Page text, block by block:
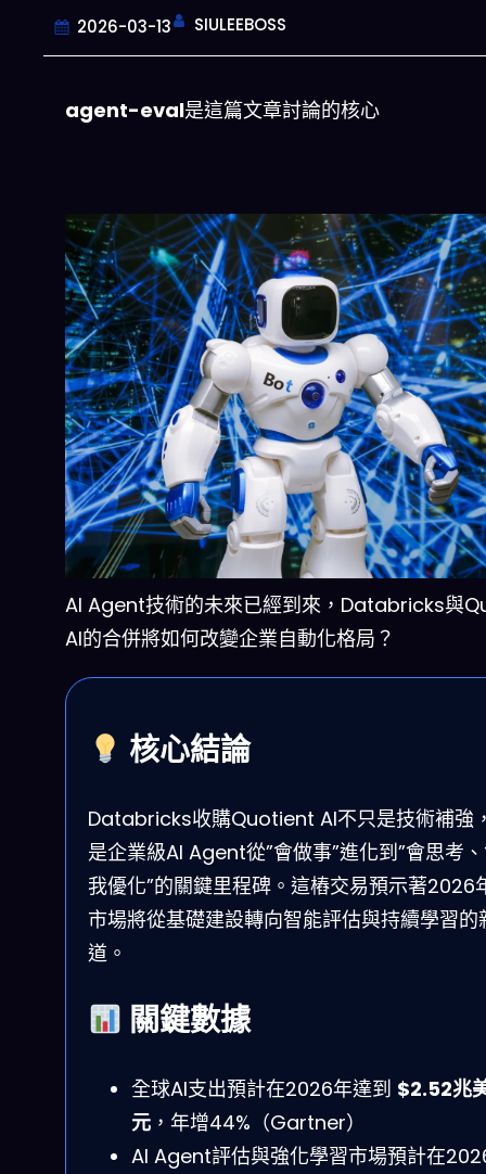
2026-03-13 SIULEEBOSS
agent-eval是這篇文章討論的核心
AI Agent技術的未來已經到來，Databricks與
AI的合併將如何改變企業自動化格局？
核心結論
Databricks收購Quotient AI不只是技術補強
是企業級AI Agent從”會做事”進化到”會思考
我優化”的關鍵里程碑。這樁交易預示著2026
市場將從基礎建設轉向智能評估與持續學習的
道。
關鍵數據
全球AI支出預計在2026年達到 $2.52兆
元 ，年增44%（Gartner）
AI Agent評估與強化學習市場預計在